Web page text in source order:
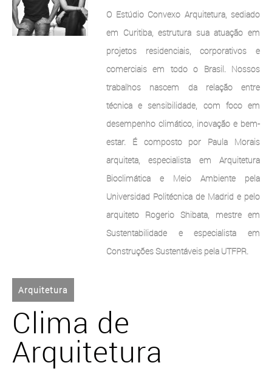
O Estúdio Convexo Arquitetura, sediado
em Curitiba, estrutura sua atuação em
projetos residenciais, corporativos e
comerciais em todo o Brasil. Nossos
trabalhos nascem da relação entre
técnica e sensibilidade, com foco em
desempenho climático, inovação e bem-
estar. É composto por Paula Morais
arquiteta, especialista em Arquitetura
Bioclimática e Meio Ambiente pela
Universidad Politécnica de Madrid e pelo
arquiteto Rogerio Shibata, mestre em
Sustentabilidade e especialista em
Construções Sustentáveis pela UTFPR.
Arquitetura
Clima de
Arquitetura